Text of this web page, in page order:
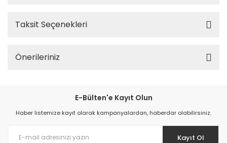
Taksit Seçenekleri
Önerileriniz
E-Bülten'e Kayıt Olun
Haber listemize kayıt olarak kampanyalardan, haberdar olabilirsiniz.
Kayıt Ol